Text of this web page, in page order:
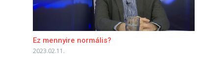
Ez mennyire normális?
2023.02.11.